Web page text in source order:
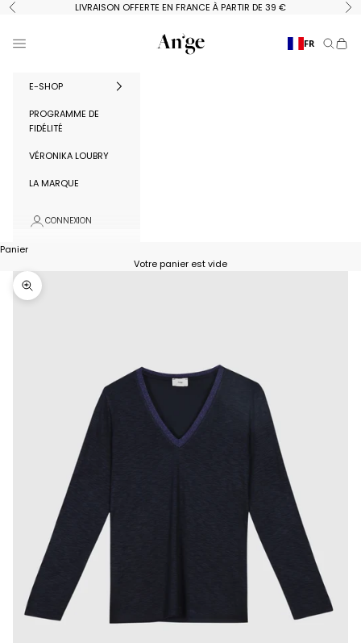
Passer au contenu
Précédent LIVRAISON OFFERTE EN FRANCE À PARTIR DE 39 €
Ange Paris
Menu FR
E-SHOP
PROGRAMME DE
FIDÉLITÉ
VÉRONIKA LOUBRY
LA MARQUE
CONNEXION
Panier
Votre panier est vide
Zoomer sur l'image